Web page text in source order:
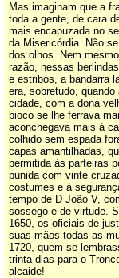
Mas imaginam que a
toda a gente, de cara
mais encapuzada no
da Misericórdia. Não
dos olhos. Nem
razão, nessas
e estribos, a bandarra
era, sobretudo,
cidade, com a dona
bioco se lhe ferrava
aconchegava mais à
colhido sem espada
capas amantilhadas,
permitida às parteiras
punida com vinte
costumes e à
tempo de D João V,
sossego e de virtude.
1650, os oficiais de
suas mãos todas as
1720, quem se
trinta dias para o
alcaide!